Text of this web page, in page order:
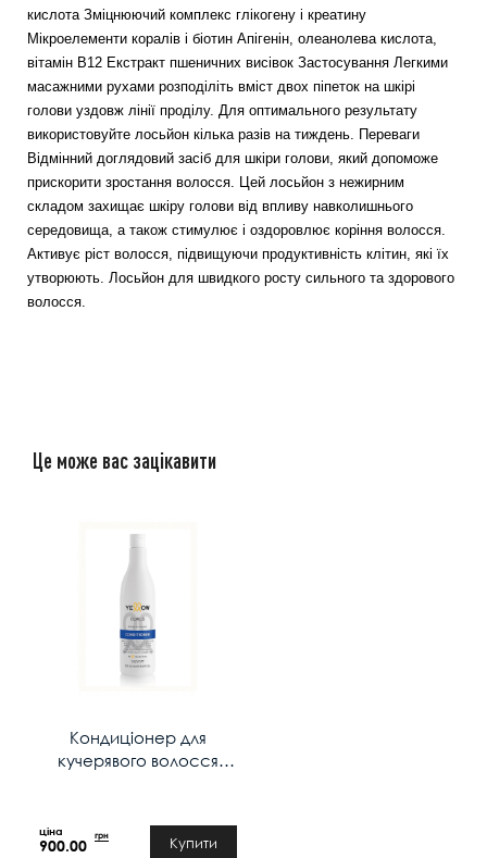
кислота Зміцнюючий комплекс глікогену і креатину
Мікроелементи коралів і біотин Апігенін, олеанолева кислота,
вітамін В12 Екстракт пшеничних висівок Застосування Легкими
масажними рухами розподіліть вміст двох піпеток на шкірі
голови уздовж лінії проділу. Для оптимального результату
використовуйте лосьйон кілька разів на тиждень. Переваги
Відмінний доглядовий засіб для шкіри голови, який допоможе
прискорити зростання волосся. Цей лосьйон з нежирним
складом захищає шкіру голови від впливу навколишнього
середовища, а також стимулює і оздоровлює коріння волосся.
Активує ріст волосся, підвищуючи продуктивність клітин, які їх
утворюють. Лосьйон для швидкого росту сильного та здорового
волосся.
Це може вас зацікавити
Кондиціонер для
кучерявого волосся
900.00
грн Купити